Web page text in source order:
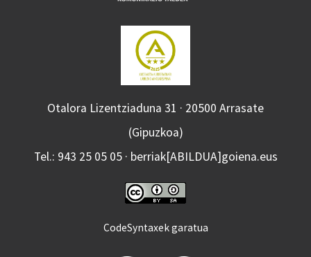
Otalora Lizentziaduna 31 · 20500 Arrasate
(Gipuzkoa)
Tel.: 943 25 05 05 · berriak[ABILDUA]goiena.eus
CodeSyntaxek garatua